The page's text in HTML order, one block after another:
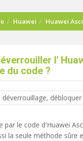
Huawei Huawei
l'
du code ?
par le code d'Huawei
la seule méthode sûre